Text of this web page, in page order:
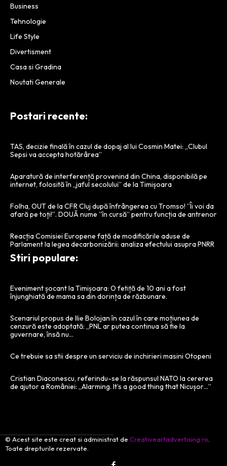
Business
Tehnologie
Life Style
Divertisment
Casa si Gradina
Noutati Generale
Postari recente:
TAS, decizie finală în cazul de dopaj al lui Cosmin Matei: „Clubul
Sepsi va accepta hotărârea”
Aparatură de interferență provenind din China, disponibilă pe
internet, folosită în „jaful secolului” de la Timișoara
Folha, OUT de la CFR Cluj după înfrângerea cu Tromso! ”Îi voi da
afară pe toți!”. DOUĂ nume ”în cursă” pentru funcția de antrenor
Reacția Comisiei Europene față de modificările aduse de
Parlament la legea decarbonizării: analiza efectului asupra PNRR
Stiri populare:
Eveniment șocant la Timișoara: O fetiță de 10 ani a fost
înjunghiată de mama sa din dorința de răzbunare.
Scenariul propus de Ilie Bolojan în cazul în care moțiunea de
cenzură este adoptată: „PNL ar putea continua să fie la
guvernare, însă nu…
Ce trebuie sa stii despre un serviciu de inchirieri masini Otopeni
Cristian Diaconescu, referindu-se la răspunsul NATO la cererea
de ajutor a României: „Alarming. It’s a good thing that Nicușor…”
© Acest site este creat si administrat de Creativeartadvertising.ro.
Toate drepturile rezervate.